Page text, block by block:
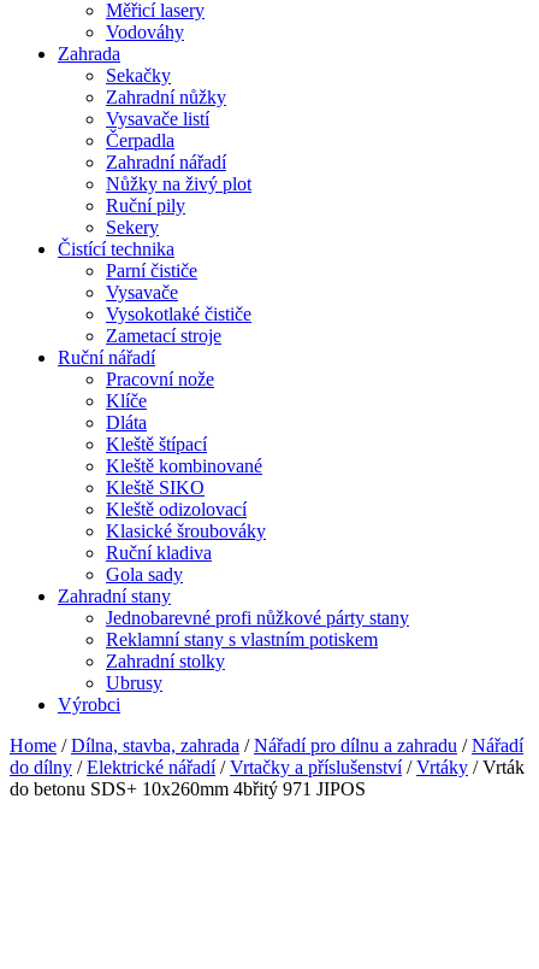
Měřicí lasery
Vodováhy
Zahrada
Sekačky
Zahradní nůžky
Vysavače listí
Čerpadla
Zahradní nářadí
Nůžky na živý plot
Ruční pily
Sekery
Čistící technika
Parní čističe
Vysavače
Vysokotlaké čističe
Zametací stroje
Ruční nářadí
Pracovní nože
Klíče
Dláta
Kleště štípací
Kleště kombinované
Kleště SIKO
Kleště odizolovací
Klasické šroubováky
Ruční kladiva
Gola sady
Zahradní stany
Jednobarevné profi nůžkové párty stany
Reklamní stany s vlastním potiskem
Zahradní stolky
Ubrusy
Výrobci
Home /Dílna, stavba, zahrada /Nářadí pro dílnu a zahradu /Nářadí
do dílny /Elektrické nářadí/Vrtačky a příslušenství/Vrtáky / Vrták
do betonu SDS+ 10x260mm 4břitý 971 JIPOS